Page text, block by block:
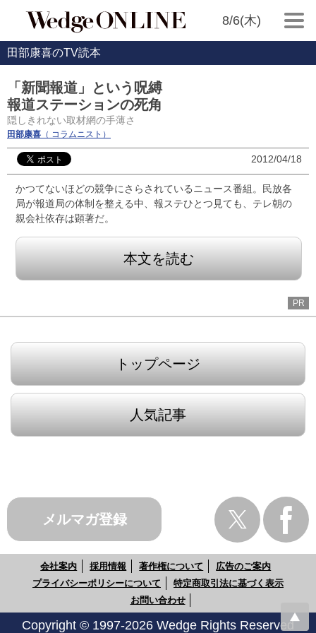
8/6(木)
田部康喜のTV読本
「新聞報道」という呪縛
報道ステーションの死角
隠しきれない取材網の手薄さ
田部康喜 （ コラムニスト）
2012/04/18
かつてないほどの競争にさらされているニュース番組。民放各
局が報道局の体制を整える中、報ステひとつ見ても、テレ朝の
親会社依存は顕著だ。
本文を読む
PR
トップページ
人気記事
メルマガ登録
会社案内 採用情報 著作権について
広告のご案内
プライバシーポリシーについて
特定商取引法に基づく表示
お問い合わせ
Copyright © 1997-2026 Wedge Rights Reserved